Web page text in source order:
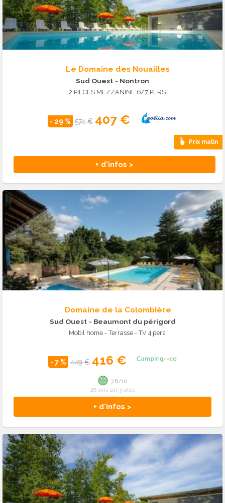
Le Domaine des Nouailles
Sud Ouest - Nontron
2 PIECES MEZZANINE 6/7 PERS.
- 29 % 574 € 407 €
Prix malin
+ d'infos >
Domaine de la Colombière
Sud Ouest - Beaumont du périgord
Mobil home - Terrasse - TV 4 pers.
- 7 % 449 € 416 €
+ d'infos >
7.8/10
28 avis sur 3 sites